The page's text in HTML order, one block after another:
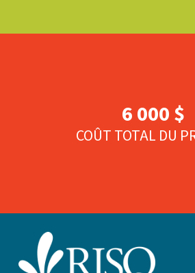
6 000 $
COÛT TOTAL DU